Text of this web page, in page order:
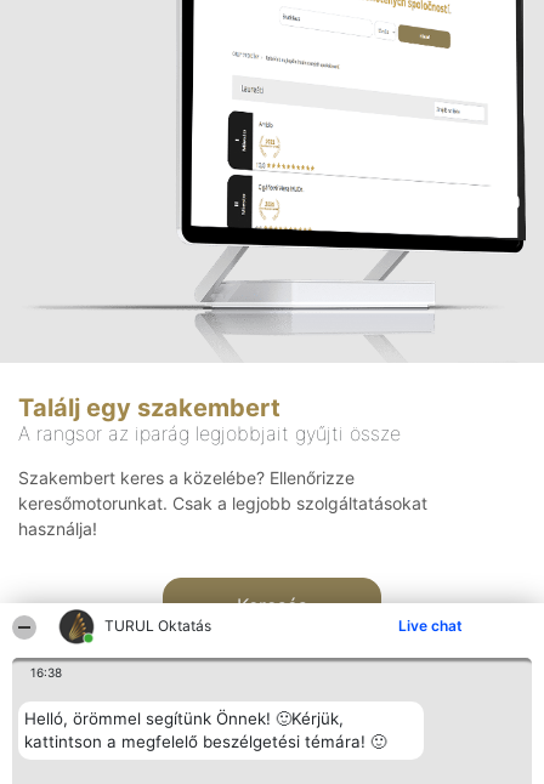
TURUL Oktatás Live chat
16:38
Helló, örömmel segítünk Önnek! 🙂Kérjük,
kattintson a megfelelő beszélgetési témára! 🙂
Találj egy szakembert
A rangsor az iparág legjobbjait gyűjti össze
Szakembert keres a közelébe? Ellenőrizze
keresőmotorunkat. Csak a legjobb szolgáltatásokat
használja!
Keresés